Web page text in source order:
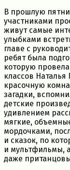
В прошлую
участниками
живут самые
улыбками
главе с
ребят была
которую
классов
красочную
загадки,
детские
удивлением
мягкие,
мордочками,
и сказок, по
и мультфильмы,
даже